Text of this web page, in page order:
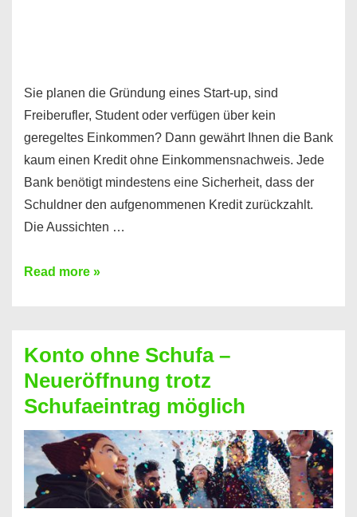
Sie planen die Gründung eines Start-up, sind
Freiberufler, Student oder verfügen über kein
geregeltes Einkommen? Dann gewährt Ihnen die Bank
kaum einen Kredit ohne Einkommensnachweis. Jede
Bank benötigt mindestens eine Sicherheit, dass der
Schuldner den aufgenommenen Kredit zurückzahlt.
Die Aussichten …
Mit
Sie
einen
Kredit
ohne
Einkommensnachweis
Read more »
Konto ohne Schufa –
Neueröffnung trotz
Schufaeintrag möglich